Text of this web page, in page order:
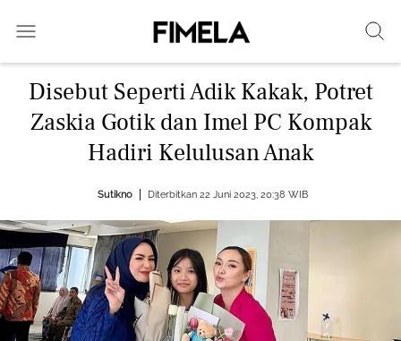
Disebut Seperti Adik Kakak, Potret
Zaskia Gotik dan Imel PC Kompak
Hadiri Kelulusan Anak
Sutikno Diterbitkan 22 Juni 2023, 20:38 WIB